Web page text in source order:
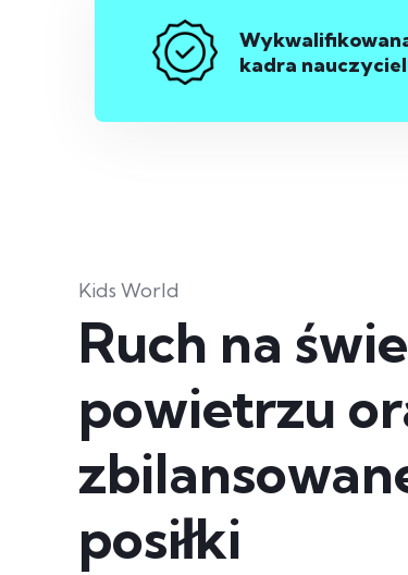
kadra
Kids World
Ruch na
powietrzu
posiłki